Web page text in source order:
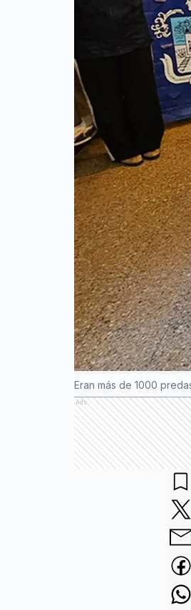
Eran más de 1000
Ads